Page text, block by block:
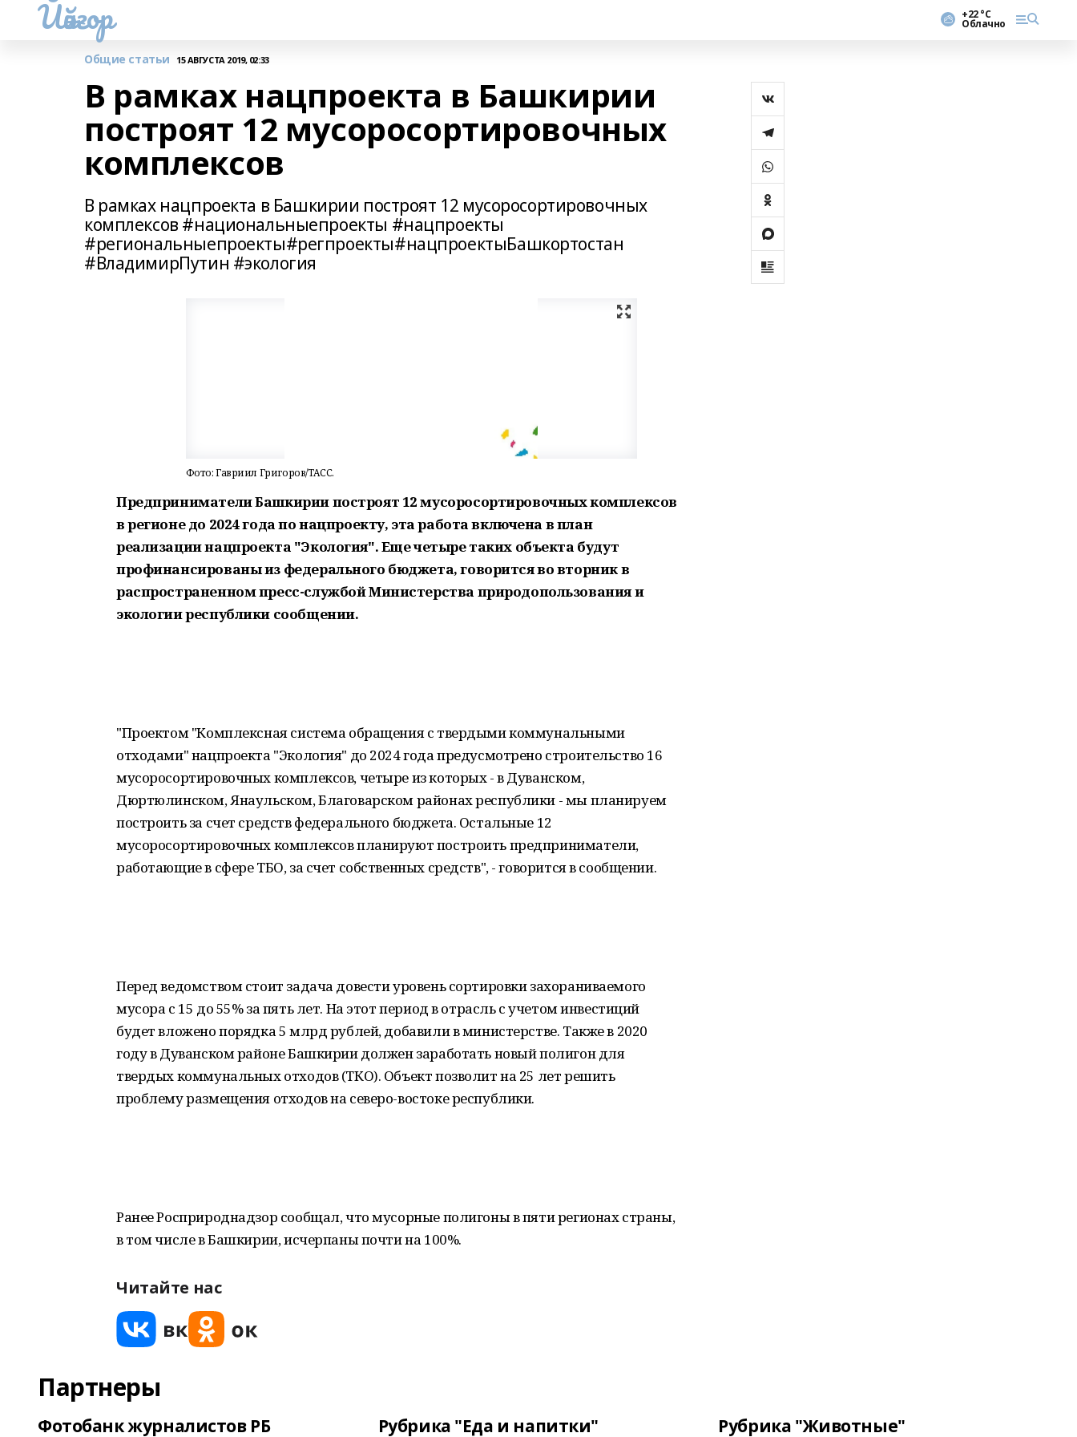
Йәйғор +22 °С
Облачно
Общие статьи 15 АВГУСТА 2019, 02:33
В рамках нацпроекта в Башкирии
построят 12 мусоросортировочных
комплексов
В рамках нацпроекта в Башкирии построят 12 мусоросортировочных
комплексов #национальныепроекты #нацпроекты
#региональныепроекты#регпроекты#нацпроектыБашкортостан
#ВладимирПутин #экология
Фото: Гавриил Григоров/ТАСС.
Предприниматели Башкирии построят 12 мусоросортировочных комплексов
в регионе до 2024 года по нацпроекту, эта работа включена в план
реализации нацпроекта "Экология". Еще четыре таких объекта будут
профинансированы из федерального бюджета, говорится во вторник в
распространенном пресс-службой Министерства природопользования и
экологии республики сообщении.
"Проектом "Комплексная система обращения с твердыми коммунальными
отходами" нацпроекта "Экология" до 2024 года предусмотрено строительство 16
мусоросортировочных комплексов, четыре из которых - в Дуванском,
Дюртюлинском, Янаульском, Благоварском районах республики - мы планируем
построить за счет средств федерального бюджета. Остальные 12
мусоросортировочных комплексов планируют построить предприниматели,
работающие в сфере ТБО, за счет собственных средств", - говорится в сообщении.
Перед ведомством стоит задача довести уровень сортировки захораниваемого
мусора с 15 до 55% за пять лет. На этот период в отрасль с учетом инвестиций
будет вложено порядка 5 млрд рублей, добавили в министерстве. Также в 2020
году в Дуванском районе Башкирии должен заработать новый полигон для
твердых коммунальных отходов (ТКО). Объект позволит на 25 лет решить
проблему размещения отходов на северо-востоке республики.
Ранее Росприроднадзор сообщал, что мусорные полигоны в пяти регионах страны,
в том числе в Башкирии, исчерпаны почти на 100%.
Читайте нас
Партнеры
Фотобанк журналистов РБ Рубрика "Еда и напитки" Рубрика "Животные"